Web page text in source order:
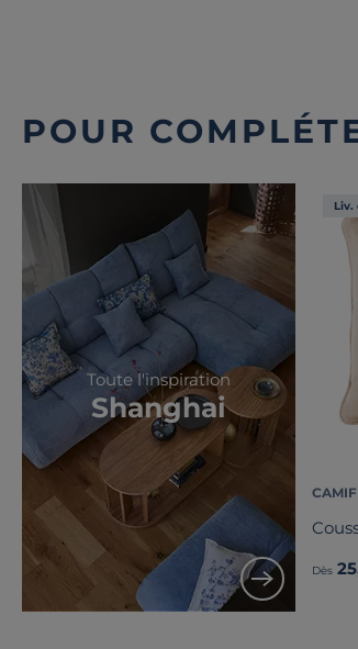
POUR
Toute l'inspiration
Shanghai
Liv.
Dès